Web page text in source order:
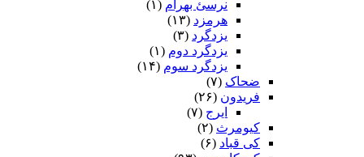
نرسئ بهرام‏ (۱)
هرمزد (۱۳)
یزدگرد (۳)
یزدگرد دوم (۱)
یزدگرد سوم (۱۴)
ضحاک (۷)
فریدون (۲۶)
ایرج (۷)
کیومرث (۲)
کی قباد (۶)